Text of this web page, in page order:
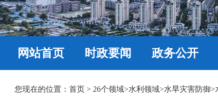
网站首页 时政要闻 政务公开
您现在的位置： 首页 > 26个领域>水利领域>水旱灾害防御>